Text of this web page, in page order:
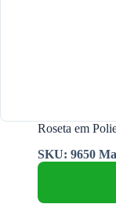
Roseta em
SKU: 9650